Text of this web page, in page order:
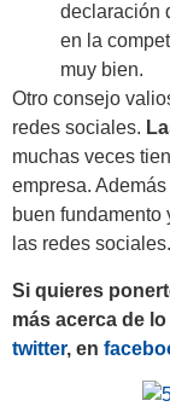
declaración
en la
muy bien.
Otro consejo
redes sociales.
muchas veces
empresa.
buen fundamento
las redes sociales.
Si quieres
más acerca de
twitter, en